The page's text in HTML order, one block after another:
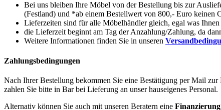
Bei uns bleiben Ihre Möbel von der Bestellung bis zur
(Festland) und *ab einem Bestellwert von 800,- Euro keinen
Lieferzeiten sind für alle Möbelhändler gleich, egal was
die Lieferzeit beginnt am Tag der Anzahlung/Zahlung, da
Weitere Informationen finden Sie in unseren
Zahlungsbedingungen
Nach Ihrer Bestellung bekommen Sie eine Bestätigung per Mail
zahlen Sie bitte in Bar bei Lieferung an unser hauseigenes Personal.
Alternativ können Sie auch mit unseren Beratern eine Finanzierung